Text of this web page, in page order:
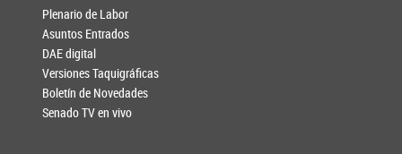
Plenario de Labor
Asuntos Entrados
DAE digital
Versiones Taquigráficas
Boletín de Novedades
Senado TV en vivo